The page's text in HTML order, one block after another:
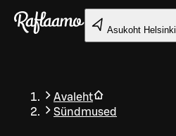
Liigu peamise sisu juurde
Asukoht Helsinki
Avaleht
Sündmused
Tagasi